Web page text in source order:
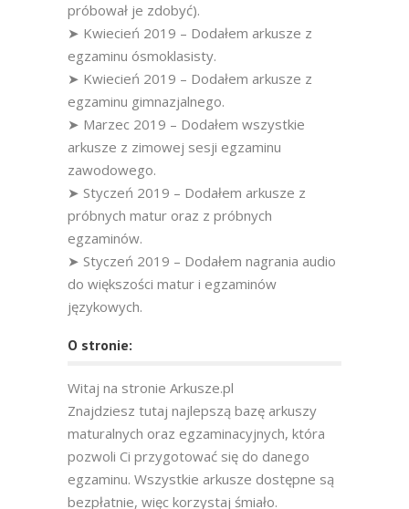
próbował je zdobyć).
➤ Kwiecień 2019 – Dodałem arkusze z
egzaminu ósmoklasisty.
➤ Kwiecień 2019 – Dodałem arkusze z
egzaminu gimnazjalnego.
➤ Marzec 2019 – Dodałem wszystkie
arkusze z zimowej sesji egzaminu
zawodowego.
➤ Styczeń 2019 – Dodałem arkusze z
próbnych matur oraz z próbnych
egzaminów.
➤ Styczeń 2019 – Dodałem nagrania audio
do większości matur i egzaminów
językowych.
O stronie:
Witaj na stronie Arkusze.pl
Znajdziesz tutaj najlepszą bazę arkuszy
maturalnych oraz egzaminacyjnych, która
pozwoli Ci przygotować się do danego
egzaminu. Wszystkie arkusze dostępne są
bezpłatnie, więc korzystaj śmiało.